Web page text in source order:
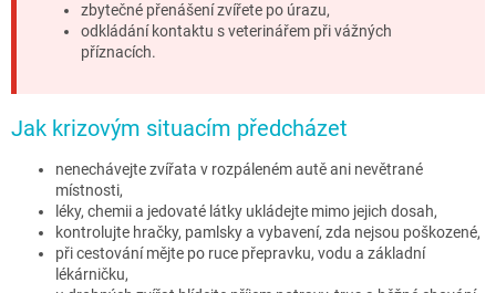
zbytečné přenášení zvířete po úrazu,
odkládání kontaktu s veterinářem při vážných
příznacích.
Jak krizovým situacím předcházet
nenechávejte zvířata v rozpáleném autě ani nevětrané
místnosti,
léky, chemii a jedovaté látky ukládejte mimo jejich dosah,
kontrolujte hračky, pamlsky a vybavení, zda nejsou poškozené,
při cestování mějte po ruce přepravku, vodu a základní
lékárničku,